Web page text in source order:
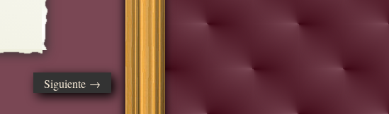
Siguiente →